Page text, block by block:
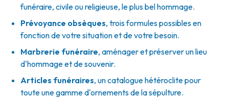
funéraire, civile ou religieuse, le plus bel hommage.
Prévoyance obsèques, trois formules possibles en
fonction de votre situation et de votre besoin.
Marbrerie funéraire, aménager et préserver un lieu
d'hommage et de souvenir.
Articles funéraires, un catalogue hétéroclite pour
toute une gamme d'ornements de la sépulture.